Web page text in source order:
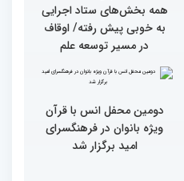
از ابتهال‌خوانی بداهه در
دیدار متسابقان با
دکترخاموشی تا خوشنویسی
آیات منتخب/ حاشیه های
سومین روز مسابقات قرآن
فرآیند اجرایی و فنی